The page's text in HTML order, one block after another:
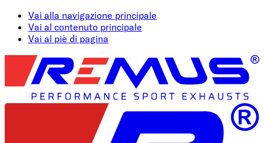
Vai alla navigazione principale
Vai al contenuto principale
Vai al piè di pagina